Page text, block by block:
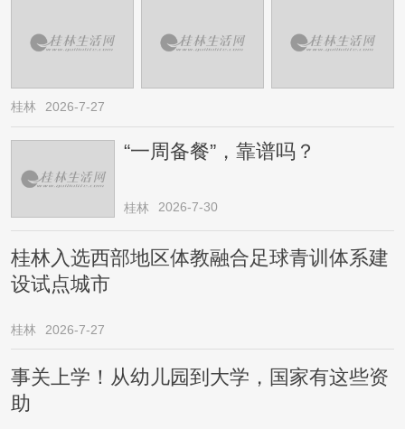
桂林 2026-7-27
“一周备餐”，靠谱吗？
桂林 2026-7-30
桂林入选西部地区体教融合足球青训体系建
设试点城市
桂林 2026-7-27
事关上学！从幼儿园到大学，国家有这些资
助